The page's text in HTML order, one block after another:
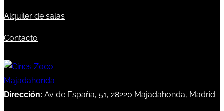
Alquiler de salas
Contacto
Dirección: Av de España, 51, 28220 Majadahonda, Madrid